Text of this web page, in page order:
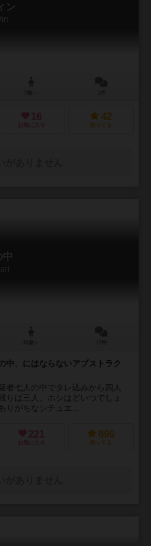
ン
16
お気に入り
42
持ってる
中
中、にはならないアブストラク
七人の中でタレ込みから四人
りは三人。ホシはどいつでしょ
りがちなシチュエ...
221
お気に入り
896
持ってる